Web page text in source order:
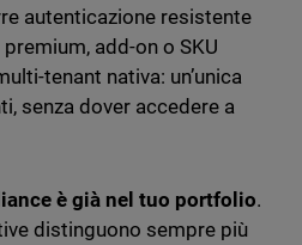
autenticazione resistente
add-on o SKU
tenant nativa: un’unica
senza dover accedere a
è già nel tuo portfolio.
distinguono sempre più